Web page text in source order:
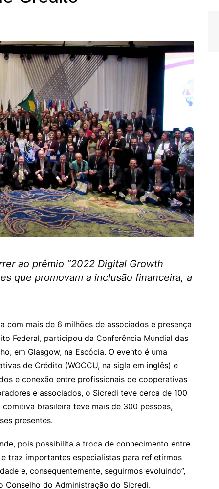
ao prêmio “2022 Digital Growth
que promovam a inclusão financeira, a
com mais de 6 milhões de associados e presença
Federal, participou da Conferência Mundial das
em Glasgow, na Escócia. O evento é uma
de Crédito (WOCCU, na sigla em inglês) e
e conexão entre profissionais de cooperativas
e associados, o Sicredi teve cerca de 100
brasileira teve mais de 300 pessoas,
presentes.
pois possibilita a troca de conhecimento entre
traz importantes especialistas para refletirmos
e, consequentemente, seguirmos evoluindo”,
Conselho do Administração do Sicredi.